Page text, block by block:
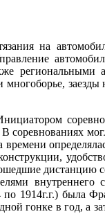
на
региональными
заезды
соревнованиях
дистанцию
внутреннего
1914г.г.) была
гонке в год, а